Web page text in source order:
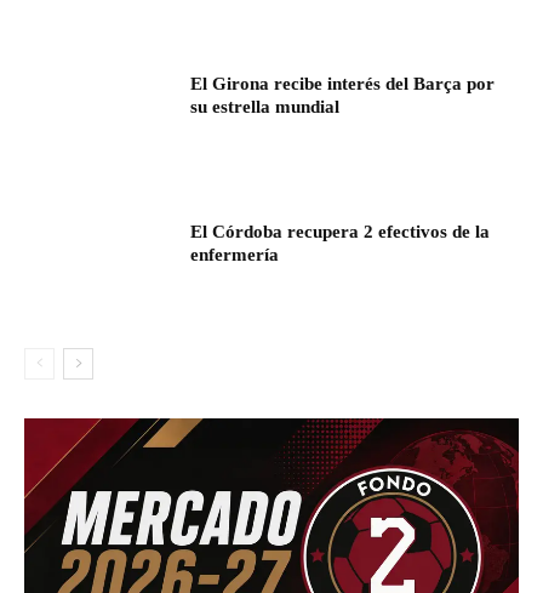
El Girona recibe interés del Barça por
su estrella mundial
El Córdoba recupera 2 efectivos de la
enfermería